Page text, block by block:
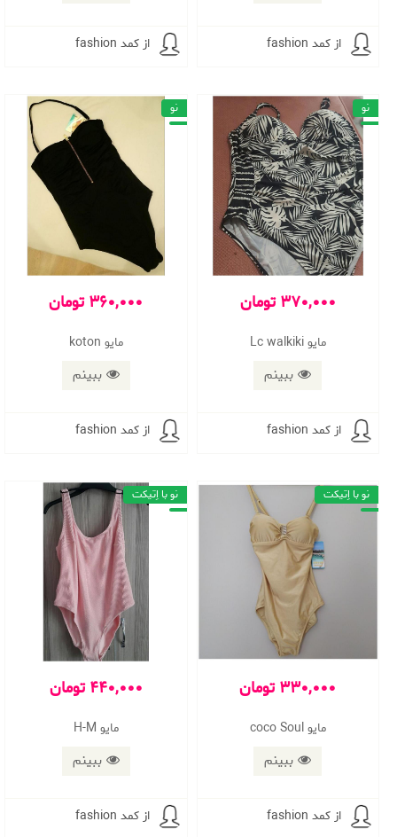
از کمد fashion از کمد fashion
370,000 تومان
مایو Lc walkiki
ببینم
نو
از کمد fashion
360,000 تومان
مایو koton
ببینم
نو
از کمد fashion
330,000 تومان
مایو coco Soul
ببینم
نو با اِتیکت
از کمد fashion
440,000 تومان
مایو H-M
ببینم
نو با اِتیکت
از کمد fashion